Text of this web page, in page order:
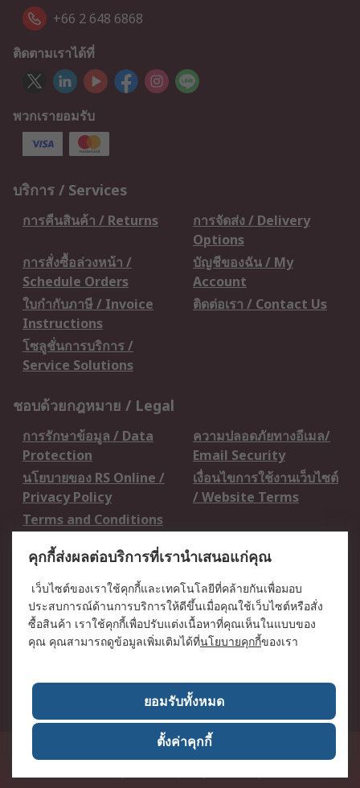
+66 2 648 6868
ติดตามเราได้ที่
พวกเรายอมรับ
บริการ / Services
การคืนสินค้า / Returns
การจัดส่ง / Delivery
Options
การสั่งซื้อล่วงหน้า /
Schedule Orders
บัญชีของฉัน / My
Account
ใบกำกับภาษี / Invoice
Instructions
ติดต่อเรา / Contact Us
โซลูชั่นการบริการ /
Service Solutions
ชอบด้วยกฎหมาย / Legal
การรักษาข้อมูล / Data
Protection
ความปลอดภัยทางอีเมล/
Email Security
นโยบายของ RS Online /
Privacy Policy
เงื่อนไขการใช้งานเว็บไซต์
/ Website Terms
Terms and Conditions
เกี่ยวกับ RS / About RS
RS ทั่วโลก / RS
Worldwide
ข่าวประชาสัมพันธ์ / Press
Centre
บริษัทในเครือ RS /
วิธีการชำระเงิน /
เกี่ยวกับ RS / About RS
อาชีพที่ RS / Careers
50 GMM Grammy Place, 19th Floor, Unit 1901-1904, Sukhumvit 21 Road
(Asoke), Klongtoey Nua, Wattana, Bangkok, Thailand 10110RS
คุกกี้ส่งผลต่อบริการที่เรานำเสนอแก่คุณ
เว็บไซต์ของเราใช้คุกกี้และเทคโนโลยีที่คล้ายกันเพื่อมอบ
ประสบการณ์ด้านการบริการให้ดีขึ้นเมื่อคุณใช้เว็บไซต์หรือสั่ง
ซื้อสินค้า เราใช้คุกกี้เพื่อปรับแต่งเนื้อหาที่คุณเห็นในแบบของ
คุณ คุณสามารถดูข้อมูลเพิ่มเติมได้ที่นโยบายคุกกี้ของเรา
ยอมรับทั้งหมด
ตั้งค่าคุกกี้